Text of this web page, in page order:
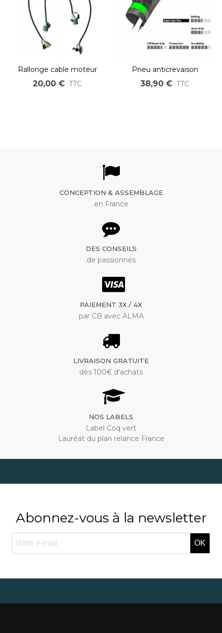
Rallonge cable moteur
45cm et 1m anderson
PP30 / JST
20,00 € TTC
Pneu anticrevaison
Schwalbe SMART SAM
PLUS 26 à 29''
38,90 € TTC
CONCEPTION & ASSEMBLAGE
en France
DES CONSEILS
de passionnés
PAIEMENT 3X / 4X
par CB avec ALMA
LIVRAISON GRATUITE
dès 100€ d'achats
NOS LABELS
Label Coq vert
Lauréat du plan relance France
Abonnez-vous à la newsletter
OK